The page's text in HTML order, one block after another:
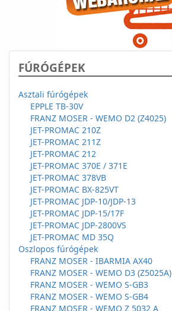
FÚRÓGÉPEK
Asztali fúrógépek
EPPLE TB-30V
FRANZ MOSER - WEMO D2 (Z4025)
JET-PROMAC 210Z
JET-PROMAC 211Z
JET-PROMAC 212
JET-PROMAC 370E / 371E
JET-PROMAC 378VB
JET-PROMAC BX-825VT
JET-PROMAC JDP-10/JDP-13
JET-PROMAC JDP-15/17F
JET-PROMAC JDP-2800VS
JET-PROMAC MD 35Q
Oszlopos fúrógépek
FRANZ MOSER - IBARMIA AX40
FRANZ MOSER - WEMO D3 (Z5025A)
FRANZ MOSER - WEMO S-GB3
FRANZ MOSER - WEMO S-GB4
FRANZ MOSER - WEMO Z 5032 A